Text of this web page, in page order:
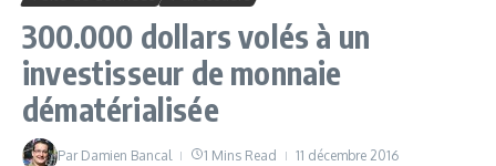
300.000 dollars volés à un
investisseur de monnaie
dématérialisée
Par Damien Bancal 1 Mins Read 11 décembre 2016